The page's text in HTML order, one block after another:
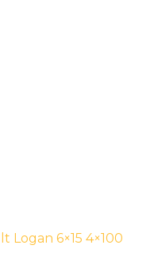
Logan 6×15 4×100